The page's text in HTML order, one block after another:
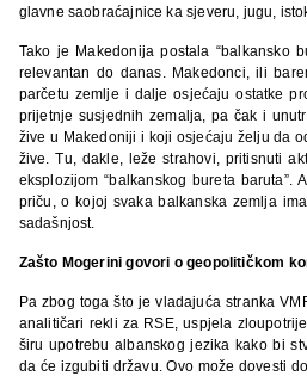
glavne saobraćajnice ka sjeveru, jugu,
Tako je Makedonija postala “balkansko
relevantan do danas. Makedonci, ili
parčetu zemlje i dalje osjećaju ostatke
prijetnje susjednih zemalja, pa čak i
žive u Makedoniji i koji osjećaju želju da
žive. Tu, dakle, leže strahovi, pritisnuti
eksplozijom “balkanskog bureta baruta”.
priču, o kojoj svaka balkanska zemlja
sadašnjost.
Zašto Mogerini govori o geopolitičkom
Pa zbog toga što je vladajuća stranka
analitičari rekli za RSE, uspjela
širu upotrebu albanskog jezika kako bi
da će izgubiti državu. Ovo može dovesti